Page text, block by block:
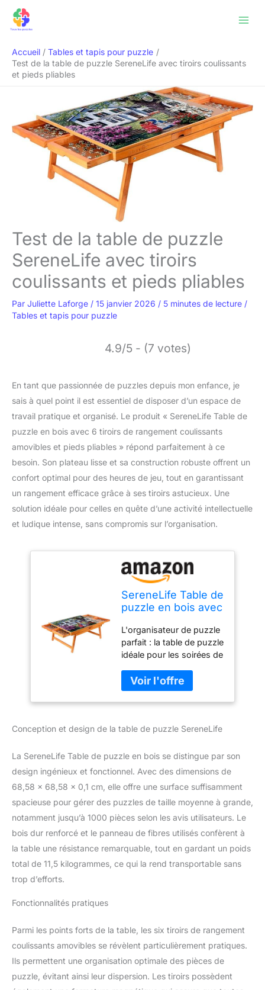
Accueil
Tables et tapis pour puzzle
Test de la table de puzzle SereneLife avec tiroirs coulissants
et pieds pliables
Test de la table de puzzle
SereneLife avec tiroirs
coulissants et pieds pliables
Par Juliette Laforge / 15 janvier 2026 / 5 minutes de lecture /
Tables et tapis pour puzzle
4.9/5 - (7 votes)
En tant que passionnée de puzzles depuis mon enfance, je
sais à quel point il est essentiel de disposer d’un espace de
travail pratique et organisé. Le produit « SereneLife Table de
puzzle en bois avec 6 tiroirs de rangement coulissants
amovibles et pieds pliables » répond parfaitement à ce
besoin. Son plateau lisse et sa construction robuste offrent un
confort optimal pour des heures de jeu, tout en garantissant
un rangement efficace grâce à ses tiroirs astucieux. Une
solution idéale pour celles en quête d’une activité intellectuelle
et ludique intense, sans compromis sur l’organisation.
SereneLife Table de
puzzle en bois avec
rangement
coulissants
amovibles et pieds
pliables, plateau
lisse, surface de
travail en panneau
de fibres et bois
jeux et
L'organisateur de puzzle
parfait : la table de puzzle
idéale pour les soirées de
arrivée. Il est conçu pour
créer un moyen efficace
et agréable d'assembler
68,6 x 88,9 cm et peut
pièces de puzzle Profitez
des jeux avec la famille :
avec du bois dur
renforcé durable et des
fibres de bois avec des
poignées découpées
une surface de travail
lisse en panneau de
tous : la table de puzzle
est adaptée pour les
enfants et les adultes. La
table de puzzle est
également idéale pour les
Conception et design de la table de puzzle SereneLife
La SereneLife Table de puzzle en bois se distingue par son
design ingénieux et fonctionnel. Avec des dimensions de
68,58 x 68,58 x 0,1 cm, elle offre une surface suffisamment
spacieuse pour gérer des puzzles de taille moyenne à grande,
notamment jusqu’à 1000 pièces selon les avis utilisateurs. Le
bois dur renforcé et le panneau de fibres utilisés confèrent à
la table une résistance remarquable, tout en gardant un poids
total de 11,5 kilogrammes, ce qui la rend transportable sans
trop d’efforts.
Fonctionnalités pratiques
Parmi les points forts de la table, les six tiroirs de rangement
coulissants amovibles se révèlent particulièrement pratiques.
Ils permettent une organisation optimale des pièces de
puzzle, évitant ainsi leur dispersion. Les tiroirs possèdent
Rechercher